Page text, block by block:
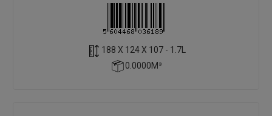
188 X 124 X 107 - 1.7L
0.0000M³